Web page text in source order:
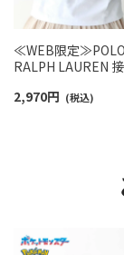
≪WEB限定≫POLO
RALPH LAUREN
ームカバー ＆ レッ
2,970円 (税込)